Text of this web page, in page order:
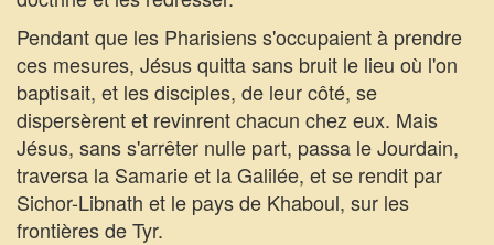
Pendant que les Pharisiens s'occupaient à prendre
ces mesures, Jésus quitta sans bruit le lieu où l'on
baptisait, et les disciples, de leur côté, se
dispersèrent et revinrent chacun chez eux. Mais
Jésus, sans s'arrêter nulle part, passa le Jourdain,
traversa la Samarie et la Galilée, et se rendit par
Sichor-Libnath et le pays de Khaboul, sur les
frontières de Tyr.